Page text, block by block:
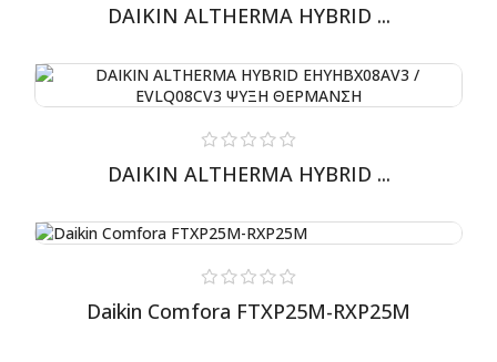
DAIKIN ALTHERMA HYBRID ...
DAIKIN ALTHERMA HYBRID ...
Daikin Comfora FTXP25M-RXP25M